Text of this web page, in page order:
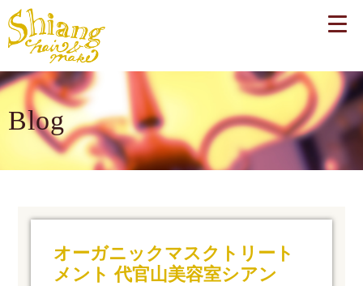
Blog
オーガニックマスクトリート
メント 代官山美容室シアン